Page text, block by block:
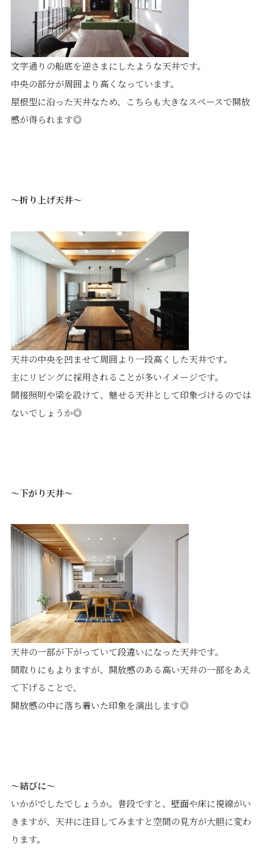
文字通りの船底を逆さまにしたような天井です。
中央の部分が周囲より高くなっています。
屋根型に沿った天井なため、こちらも大きなスペースで開放
感が得られます◎
～折り上げ天井～
天井の中央を凹ませて周囲より一段高くした天井です。
主にリビングに採用されることが多いイメージです。
間接照明や梁を設けて、魅せる天井として印象づけるのでは
ないでしょうか◎
～下がり天井～
天井の一部が下がっていて段違いになった天井です。
間取りにもよりますが、開放感のある高い天井の一部をあえ
て下げることで、
開放感の中に落ち着いた印象を演出します◎
～結びに～
いかがでしたでしょうか。普段ですと、壁面や床に視線がい
きますが、天井に注目してみますと空間の見方が大胆に変わ
ります。